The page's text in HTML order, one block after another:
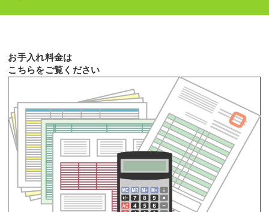
お手入れ料金は
こちらをご覧ください